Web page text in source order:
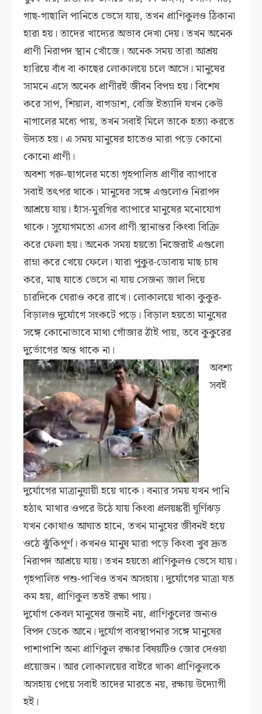
গাছ-গাছালি পানিতে ভেসে যায়, তখন প্রাণিকুলও ঠিকানা
হারা হয়। তাদের খাদ্যের অভাব দেখা দেয়। তখন অনেক
প্রাণী নিরাপদ স্থান খোঁজে। অনেক সময় তারা আশ্রয়
হারিয়ে বাঁধ বা কাছের লোকালয়ে চলে আসে। মানুষের
সামনে এসে অনেক প্রাণীরই জীবন বিপম্ন হয়। বিশেষ
করে সাপ, শিয়াল, বাগডাশ, বেজি ইত্যাদি যখন কেউ
নাগালের মধ্যে পায়, তখন সবাই মিলে তাকে হত্যা করতে
উদ্যত হয়। এ সময় মানুষের হাতেও মারা পড়ে কোনো
কোনো প্রাণী।
অবশ্য গরু-ছাগলের মতো গৃহপালিত প্রাণীর ব্যাপারে
সবাই তৎপর থাকে। মানুষের সঙ্গে এগুলোও নিরাপদ
আশ্রয়ে যায়। হাঁস-মুরগির ব্যাপারে মানুষের মনোযোগ
থাকে। সুযোগমতো এসব প্রাণী স্থানান্তর কিংবা বিক্রি
করে ফেলা হয়। অনেক সময় হয়তো নিজেরাই এগুলো
রাম্না করে খেয়ে ফেলে। যারা পুকুর-ডোবায় মাছ চাষ
করে, মাছ যাতে ভেসে না যায় সেজন্য জাল দিয়ে
চারদিকে ঘেরাও করে রাখে। লোকালয়ে থাকা কুকুর-
বিড়ালও দুর্যোগে সংকটে পড়ে। বিড়াল হয়তো মানুষের
সঙ্গে কোনোভাবে মাথা গোঁজার ঠাঁই পায়, তবে কুকুরের
দুর্ভোগের অন্ত থাকে না।
অবশ্য
সবই
দুর্যোগের মাত্রানুযায়ী হয়ে থাকে। বন্যার সময় যখন পানি
হঠাৎ মাথার ওপরে উঠে যায় কিংবা প্রলয়ঙ্করী ঘূর্ণিঝড়
যখন কোথাও আঘাত হানে, তখন মানুষের জীবনই হয়ে
ওঠে ঝুঁকিপূর্ণ। কখনও মানুষ মারা পড়ে কিংবা খুব দ্রুত
নিরাপদ আশ্রয়ে যায়। তখন হয়তো প্রাণিকুলও ভেসে যায়।
গৃহপালিত পশু-পাখিও তখন অসহায়। দুর্যোগের মাত্রা যত
কম হয়, প্রাণিকুল ততই রক্ষা পায়।
দুর্যোগ কেবল মানুষের জন্যই নয়, প্রাণিকুলের জন্যও
বিপদ ডেকে আনে। দুর্যোগ ব্যবস্থাপনার সঙ্গে মানুষের
পাশাপাশি অন্য প্রাণিকুল রক্ষার বিষয়টিও জোর দেওয়া
প্রয়োজন। আর লোকালয়ের বাইরে থাকা প্রাণিকুলকে
অসহায় পেয়ে সবাই তাদের মারতে নয়, রক্ষায় উদ্যোগী
হই।